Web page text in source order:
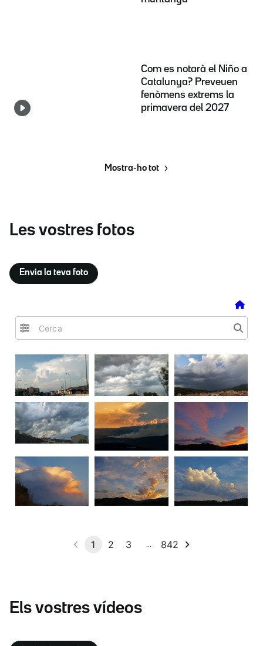
Com es notarà el Niño a
Catalunya? Preveuen
fenòmens extrems la
primavera del 2027
Mostra-ho tot
Les vostres fotos
Envia la teva foto
Els vostres vídeos